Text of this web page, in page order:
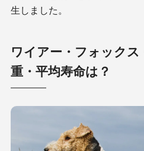
生しました。
ワイアー・フォック
重・平均寿命は？